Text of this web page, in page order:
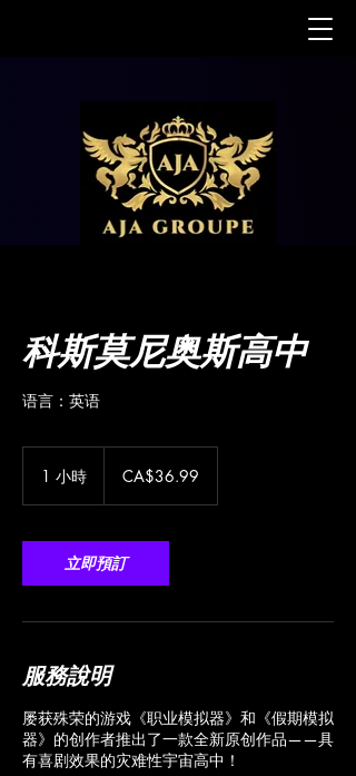
科斯莫尼奥斯高中
语言：英语
1 小時 CA$36.99
立即預訂
服務說明
屡获殊荣的游戏《职业模拟器》和《假期模拟
器》的创作者推出了一款全新原创作品——具
有喜剧效果的灾难性宇宙高中！